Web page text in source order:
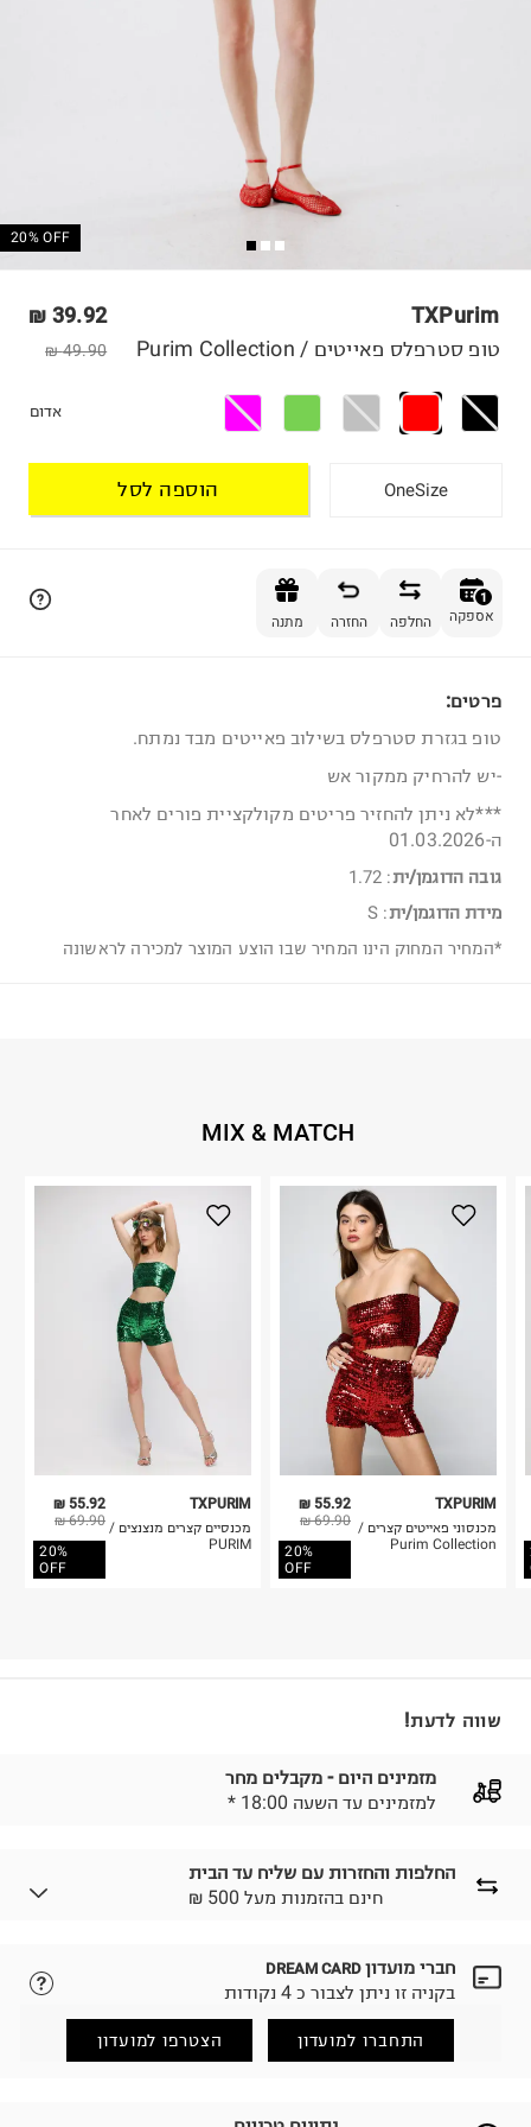
20% OFF
TXPurim
39.92 ₪
49.90 ₪ טופ סטרפלס פאייטים / Purim Collection
אדום
OneSize הוספה לסל
1
אספקה החלפה החזרה מתנה
פרטים:
טופ בגזרת סטרפלס בשילוב פאייטים מבד נמתח.
-יש להרחיק ממקור אש
***לא ניתן להחזיר פריטים מקולקציית פורים לאחר
ה-01.03.2026
גובה הדוגמן/ית:
1.72
מידת הדוגמן/ית:
S
*המחיר המחוק הינו המחיר שבו הוצע המוצר למכירה לראשונה
MIX & MATCH
55.92 ₪
69.90 ₪
20%
OFF
TXPURIM
מכנסיים קצרים מנצנצים /
PURIM
55.92 ₪
69.90 ₪
20%
OFF
TXPURIM
מכנסוני פאייטים קצרים /
Purim Collection
שווה לדעת!
החלפות והחזרות עם שליח עד הבית
₪ חינם בהזמנות מעל 500
לבחירת בשיטת המשלוח המתאימה לכם,
הזמנתם והתחרטתם?
(במקום ב-19.9 ₪) לזמן מוגבל! חינם בהזמנות מעל 500 ₪.
חברי מועדון DREAM CARD
בקניה זו ניתן לצבור כ 4 נקודות
התחברו למועדון הצטרפו למועדון